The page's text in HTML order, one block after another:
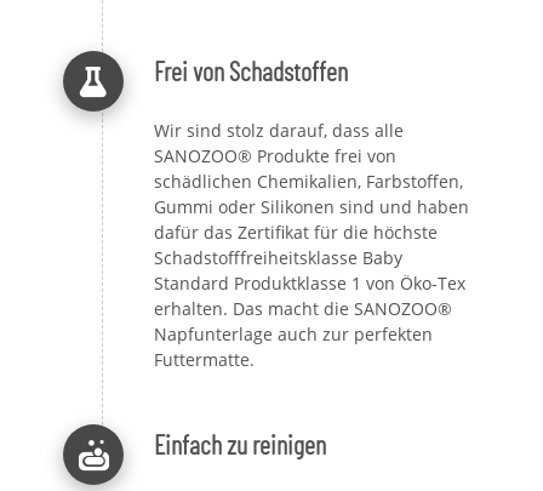
Frei von Schadstoffen
Wir sind stolz darauf, dass alle
SANOZOO® Produkte frei von
schädlichen Chemikalien, Farbstoffen,
Gummi oder Silikonen sind und haben
dafür das Zertifikat für die höchste
Schadstofffreiheitsklasse Baby
Standard Produktklasse 1 von Öko-Tex
erhalten. Das macht die SANOZOO®
Napfunterlage auch zur perfekten
Futtermatte.
Einfach zu reinigen